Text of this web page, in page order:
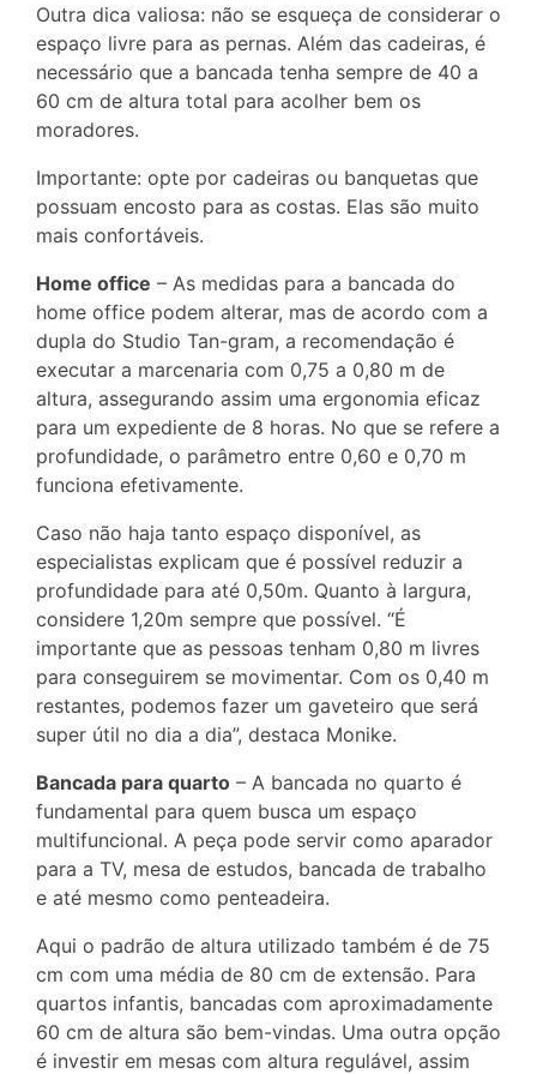
Outra dica valiosa: não se esqueça de considerar o
espaço livre para as pernas. Além das cadeiras, é
necessário que a bancada tenha sempre de 40 a
60 cm de altura total para acolher bem os
moradores.
Importante: opte por cadeiras ou banquetas que
possuam encosto para as costas. Elas são muito
mais confortáveis.
Home office – As medidas para a bancada do
home office podem alterar, mas de acordo com a
dupla do Studio Tan-gram, a recomendação é
executar a marcenaria com 0,75 a 0,80 m de
altura, assegurando assim uma ergonomia eficaz
para um expediente de 8 horas. No que se refere a
profundidade, o parâmetro entre 0,60 e 0,70 m
funciona efetivamente.
Caso não haja tanto espaço disponível, as
especialistas explicam que é possível reduzir a
profundidade para até 0,50m. Quanto à largura,
considere 1,20m sempre que possível. “É
importante que as pessoas tenham 0,80 m livres
para conseguirem se movimentar. Com os 0,40 m
restantes, podemos fazer um gaveteiro que será
super útil no dia a dia”, destaca Monike.
Bancada para quarto – A bancada no quarto é
fundamental para quem busca um espaço
multifuncional. A peça pode servir como aparador
para a TV, mesa de estudos, bancada de trabalho
e até mesmo como penteadeira.
Aqui o padrão de altura utilizado também é de 75
cm com uma média de 80 cm de extensão. Para
quartos infantis, bancadas com aproximadamente
60 cm de altura são bem-vindas. Uma outra opção
é investir em mesas com altura regulável, assim